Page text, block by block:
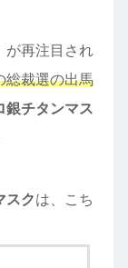
が再注目され
総裁選の出馬
銀チタンマス
スクは、こち